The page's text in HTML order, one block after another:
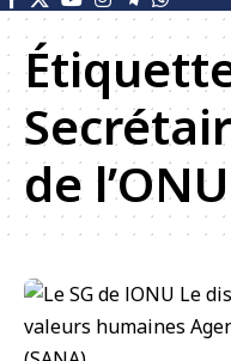
de l’ONU